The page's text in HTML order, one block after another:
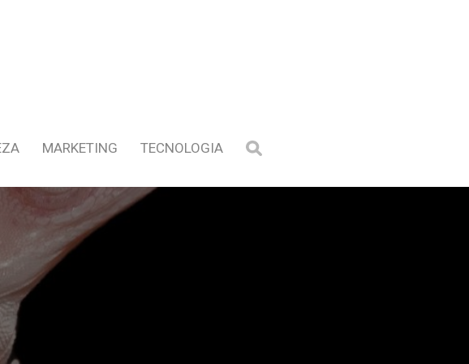
MARKETING TECNOLOGIA